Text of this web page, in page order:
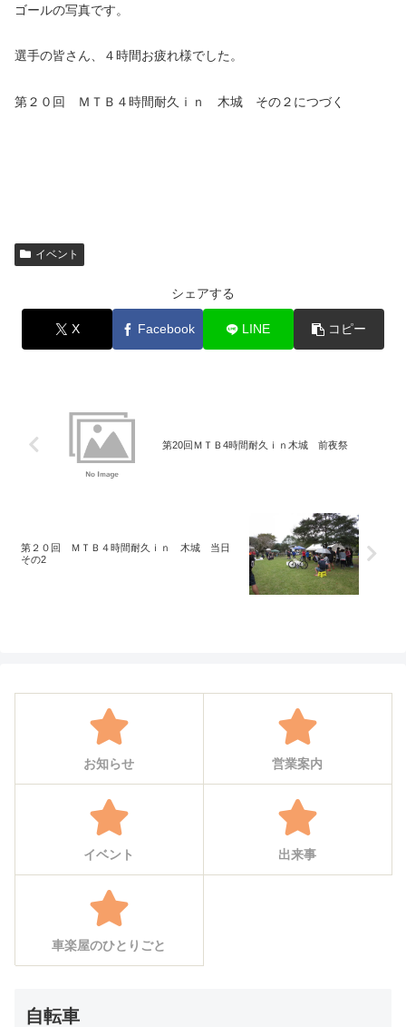
ゴールの写真です。
選手の皆さん、４時間お疲れ様でした。
第２０回 ＭＴＢ４時間耐久ｉｎ 木城 その２につづく
イベント
シェアする
X Facebook LINE コピー
第20回ＭＴＢ4時間耐久ｉｎ木城 前夜祭
第２０回 ＭＴＢ４時間耐久ｉｎ 木城 当日
その2
お知らせ 営業案内
イベント 出来事
車楽屋のひとりごと
自転車